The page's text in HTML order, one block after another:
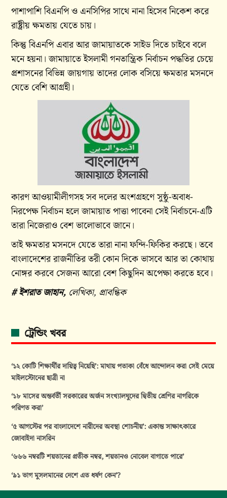
পাশাপাশি বিএনপি ও এনসিপির সাথে নানা হিসেব নিকেশ করে
রাষ্ট্রীয় ক্ষমতায় যেতে চায়।
কিন্তু বিএনপি এবার আর জামায়াতকে সাইড দিতে চাইবে বলে
মনে হয়না। জামায়াতে ইসলামী গনতান্ত্রিক নির্বাচন পদ্ধতির চেয়ে
প্রশাসনের বিভিন্ন জায়গায় তাদের লোক বসিয়ে ক্ষমতার মসনদে
যেতে বেশি আগ্রহী।
কারণ আওয়ামীলীগসহ সব দলের অংশগ্রহণে সুষ্ঠু-অবাধ-
নিরপেক্ষ নির্বাচন হলে জামায়াত পাত্তা পাবেনা সেই নির্বাচনে-এটি
তারা নিজেরাও বেশ ভালোভাবে জানে।
তাই ক্ষমতার মসনদে যেতে তারা নানা ফন্দি-ফিকির করছে। তবে
বাংলাদেশের রাজনীতির তরী কোন দিকে ভাসবে আর তা কোথায়
নোঙ্গর করবে সেজন্য আরো বেশ কিছুদিন অপেক্ষা করতে হবে।
# ইশরাত জাহান, লেখিকা, প্রাবন্ধিক
ট্রেন্ডিং খবর
‘১২ কোটি শিক্ষার্থীর দায়িত্ব নিয়েছি’: মাথায় পতাকা বেঁধে আন্দোলন করা সেই মেয়ে
মাইলস্টোনের ছাত্রী না
‘১৮ মাসের অন্তর্বর্তী সরকারের অর্জন সংখ্যালঘুদের দ্বিতীয় শ্রেণির নাগরিকে
পরিণত করা’
‘৫ আগস্টের পর বাংলাদেশে নারীদের অবস্থা শোচনীয়’: একান্ত সাক্ষাৎকারে
জোবাইদা নাসরিন
‘৬৬৬ নম্বরটি শয়তানের প্রতীক নম্বর, শয়তানও নোবেল বাগাতে পারে’
‘৯১ ভাগ মুসলমানের দেশে এত ধর্ষণ কেন’?